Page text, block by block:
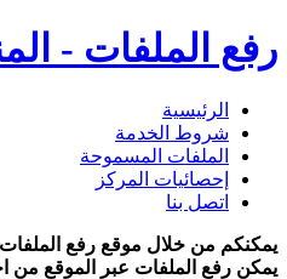
رفع الملفات -
الرئيسية
شروط الخدمة
الملفات المسموحة
إحصائيات المركز
اتصل بنا
يمكنكم من خلال موقع رفع
يمكن رفع الملفات عبر الموقع من